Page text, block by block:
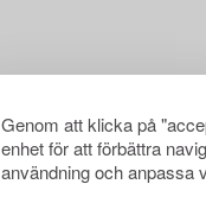
Genom att klicka på
enhet för att förbättra
användning och anpassa